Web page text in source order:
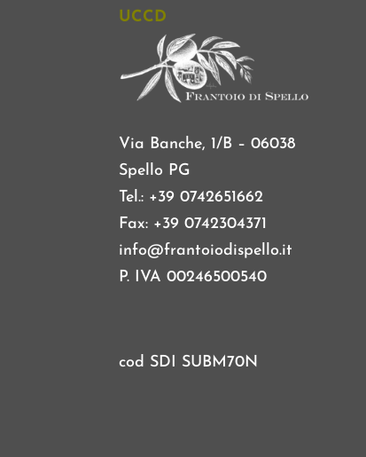
UCCD
Via Banche, 1/B – 06038
Spello PG
Tel.: +39 0742651662
Fax: +39 0742304371
info@frantoiodispello.it
P. IVA 00246500540
cod SDI SUBM70N